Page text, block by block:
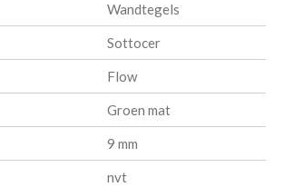
Wandtegels
Sottocer
Flow
Groen mat
9 mm
nvt